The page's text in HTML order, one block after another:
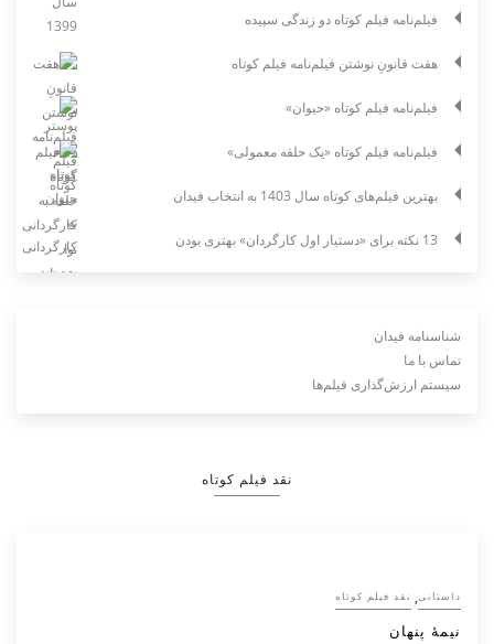
فیلم‌نامه فیلم کوتاه دو زندگی سپیده
هفت قانونِ نوشتن فیلم‌نامه فیلم کوتاه
فیلم‌نامه فیلم کوتاه «حیوان»
فیلم‌نامه فیلم کوتاه «یک حلقه معمولی»
بهترین فیلم‌های کوتاه سال 1403 به انتخاب فیدان
13 نکته برای «دستیار اول کارگردان» بهتری بودن
شناسنامه فیدان
تماس با ما
سیستم ارزش‌گذاری فیلم‌ها
نقد فیلم کوتاه
داستانی, نقد فیلم کوتاه
نیمۀ پنهان